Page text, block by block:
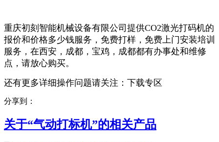
重庆初刻智能机械设备有限公司提供CO2激光打码机的
报价和价格多少钱服务，免费打样，免费上门安装培训
服务，在西安，成都，宝鸡，成都都有办事处和维修
点，请放心购买。
还有更多详细操作问题请关注： 下载专区
分享到：
关于“气动打标机”的相关产品